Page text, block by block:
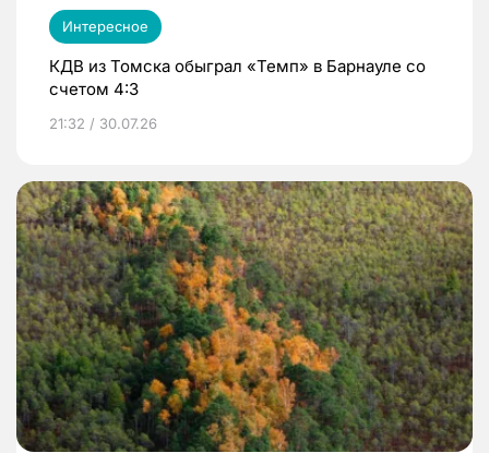
Интересное
КДВ из Томска обыграл «Темп» в Барнауле со
счетом 4:3
21:32 / 30.07.26